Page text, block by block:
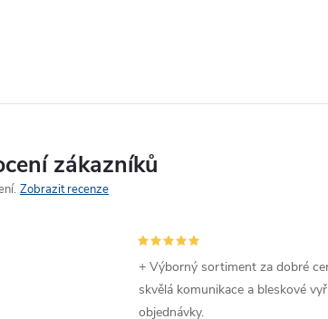
zákazníků
Zobrazit recenze
+ Výborný sortiment za dobré
skvělá komunikace a bleskové
objednávky.